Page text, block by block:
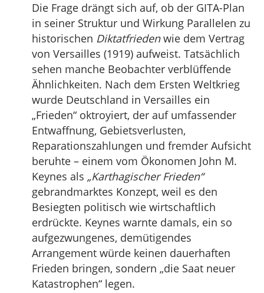
Die Frage drängt sich auf, ob der GITA-Plan
in seiner Struktur und Wirkung Parallelen zu
historischen Diktatfriedenwie dem Vertrag
von Versailles (1919) aufweist. Tatsächlich
sehen manche Beobachter verblüffende
Ähnlichkeiten. Nach dem Ersten Weltkrieg
wurde Deutschland in Versailles ein
„Frieden“ oktroyiert, der auf umfassender
Entwaffnung, Gebietsverlusten,
Reparationszahlungen und fremder Aufsicht
beruhte – einem vom Ökonomen John M.
Keynes als „Karthagischer Frieden“
gebrandmarktes Konzept, weil es den
Besiegten politisch wie wirtschaftlich
erdrückte. Keynes warnte damals, ein so
aufgezwungenes, demütigendes
Arrangement würde keinen dauerhaften
Frieden bringen, sondern „die Saat neuer
Katastrophen“ legen.